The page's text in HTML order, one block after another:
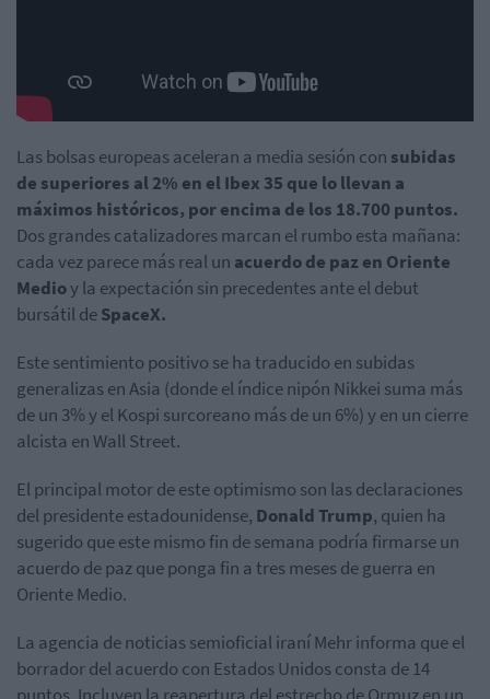
Las bolsas europeas aceleran a media sesión con subidas
de superiores al 2% en el Ibex 35 que lo llevan a
máximos históricos, por encima de los 18.700 puntos.
Dos grandes catalizadores marcan el rumbo esta mañana:
cada vez parece más real un acuerdo de paz en Oriente
Medioy la expectación sin precedentes ante el debut
bursátil deSpaceX.
Este sentimiento positivo se ha traducido en subidas
generalizas en Asia (donde el índice nipón Nikkei suma más
de un 3% y el Kospi surcoreano más de un 6%) y en un cierre
alcista en Wall Street.
El principal motor de este optimismo son las declaraciones
del presidente estadounidense, Donald Trump, quien ha
sugerido que este mismo fin de semana podría firmarse un
acuerdo de paz que ponga fin a tres meses de guerra en
Oriente Medio.
La agencia de noticias semioficial iraní Mehr informa que el
borrador del acuerdo con Estados Unidos consta de 14